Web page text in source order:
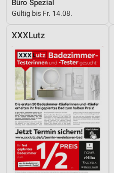
Büro Spezial
Gültig bis Fr. 14.08.
XXXLutz